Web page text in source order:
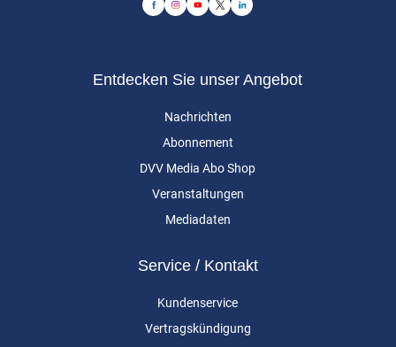
Entdecken Sie unser Angebot
Nachrichten
Abonnement
DVV Media Abo Shop
Veranstaltungen
Mediadaten
Service / Kontakt
Kundenservice
Vertragskündigung